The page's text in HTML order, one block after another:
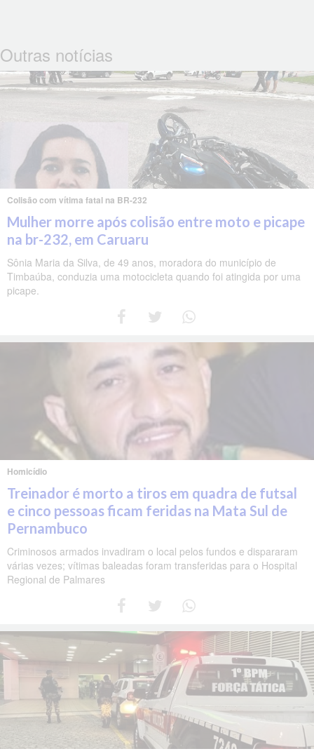
Outras notícias
Colisão com vítima fatal na BR-232
Mulher morre após colisão entre moto e picape
na br-232, em Caruaru
Sônia Maria da Silva, de 49 anos, moradora do município de
Timbaúba, conduzia uma motocicleta quando foi atingida por uma
picape.
Homicídio
Treinador é morto a tiros em quadra de futsal
e cinco pessoas ficam feridas na Mata Sul de
Pernambuco
Criminosos armados invadiram o local pelos fundos e dispararam
várias vezes; vítimas baleadas foram transferidas para o Hospital
Regional de Palmares